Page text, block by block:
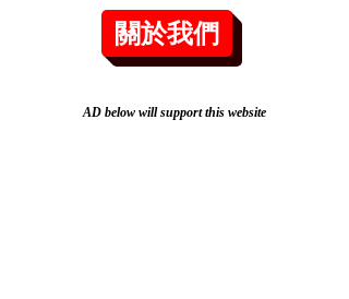
關於我們
AD below will support this website